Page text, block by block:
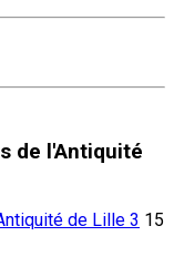
de l'Antiquité
de Lille 3 15